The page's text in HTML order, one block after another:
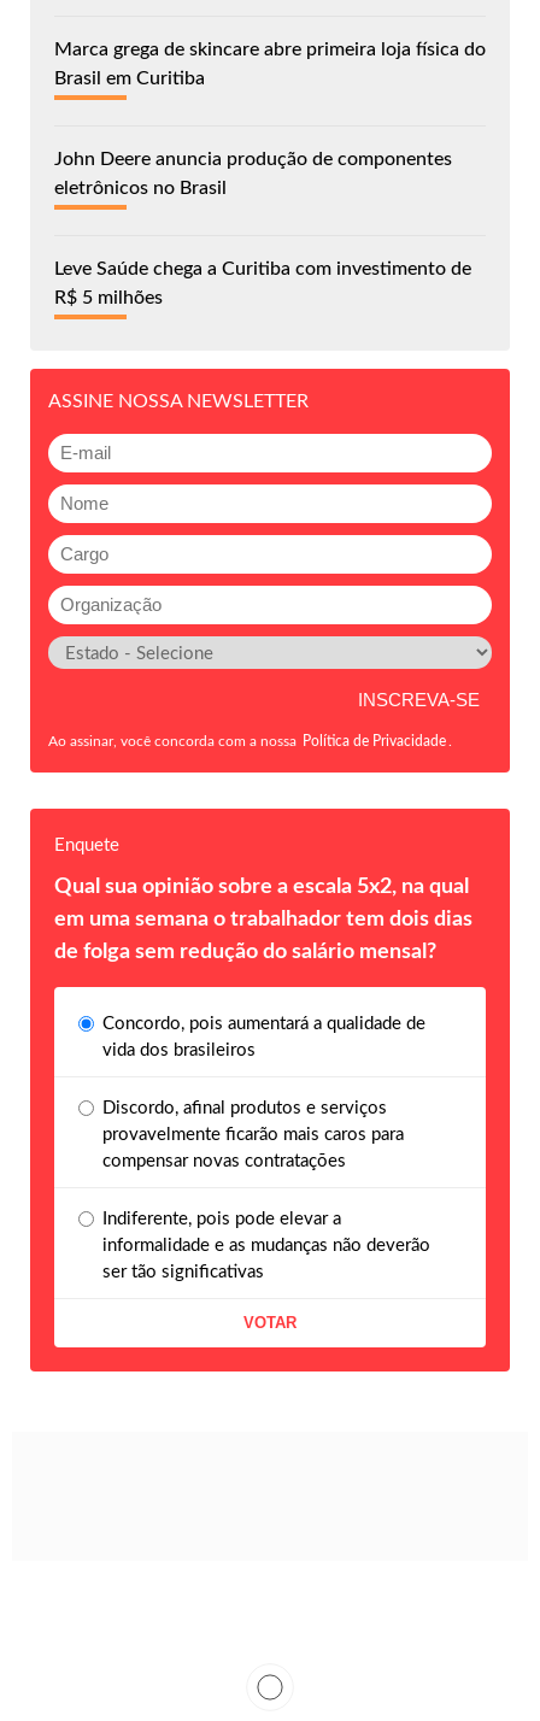
Marca grega de skincare abre primeira loja física do
Brasil em Curitiba
John Deere anuncia produção de componentes
eletrônicos no Brasil
Leve Saúde chega a Curitiba com investimento de
R$ 5 milhões
ASSINE NOSSA NEWSLETTER
Ao assinar, você concorda com a nossa Política de Privacidade
Enquete
Qual sua opinião sobre a escala 5x2, na qual
em uma semana o trabalhador tem dois dias
de folga sem redução do salário mensal?
Concordo, pois aumentará a qualidade de
vida dos brasileiros
Discordo, afinal produtos e serviços
provavelmente ficarão mais caros para
compensar novas contratações
Indiferente, pois pode elevar a
informalidade e as mudanças não deverão
ser tão significativas
corporativos na nuvem?